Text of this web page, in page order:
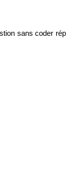
sans coder